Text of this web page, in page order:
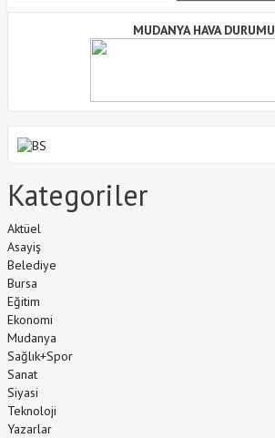
MUDANYA HAVA DURUMU
Kategoriler
Aktüel
Asayiş
Belediye
Bursa
Eğitim
Ekonomi
Mudanya
Sağlık+Spor
Sanat
Siyasi
Teknoloji
Yazarlar